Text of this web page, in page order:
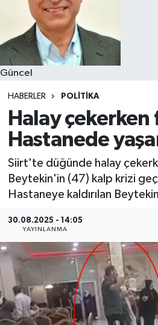
Güncel
HABERLER POLITIKA
Halay çekerken
Hastanede
Siirt'te düğünde halay
Beytekin'in (47) kalp krizi
Hastaneye kaldırılan
30.08.2025 - 14:05
YAYINLANMA